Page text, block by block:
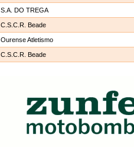
S.A. DO TREGA
C.S.C.R. Beade
Ourense Atletismo
C.S.C.R. Beade